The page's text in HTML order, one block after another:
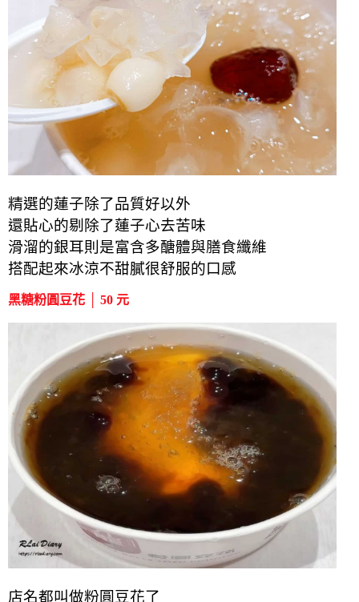
精選的蓮子除了品質好以外
還貼心的剔除了蓮子心去苦味
滑溜的銀耳則是富含多醣體與膳食纖維
搭配起來冰涼不甜膩很舒服的口感
黑糖粉圓豆花 │ 50 元
店名都叫做粉圓豆花了